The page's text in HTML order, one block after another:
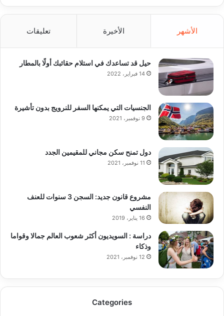
الأشهر الأخيرة تعليقات
حيل قد تساعدك في استلام حقائبك أولًا بالمطار
14 فبراير، 2022
الجنسيات التي يمكنها السفر للنرويج بدون تأشيرة
9 نوفمبر، 2021
دول تمنح سكن مجاني للمقيمين الجدد
11 نوفمبر، 2021
مشروع قانون جديد: السجن 3 سنوات للعنف
النفسي
16 يناير، 2019
دراسة : السويديون أكثر شعوب العالم جمالا وقواما
وذكاء
12 نوفمبر، 2021
Categories